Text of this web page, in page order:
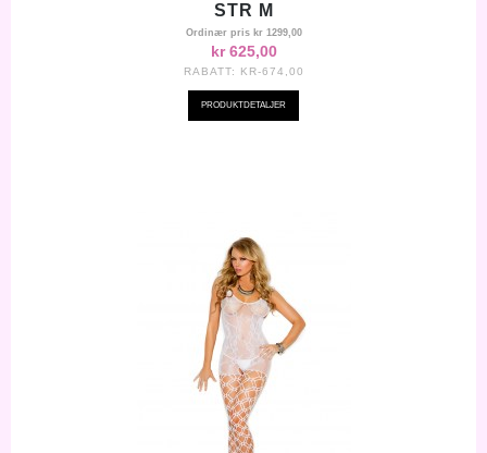
STR M
Ordinær pris kr 1299,00
kr 625,00
RABATT: KR-674,00
PRODUKTDETALJER